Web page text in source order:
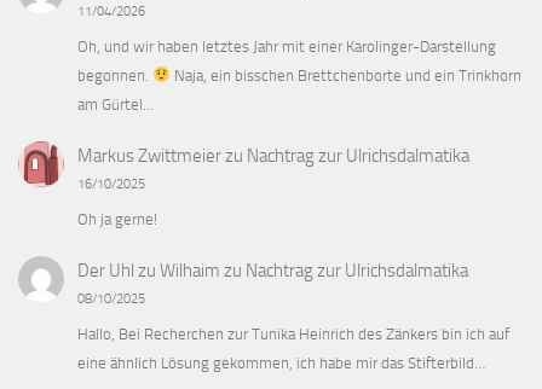
11/04/2026
Oh, und wir haben letztes Jahr mit einer Karolinger-Darstellung
begonnen.
Naja, ein bisschen Brettchenborte und ein Trinkhorn
am Gürtel…
Markus Zwittmeierzu Nachtrag zur Ulrichsdalmatika
16/10/2025
Oh ja gerne!
Der Uhl zu Wilhaim zu Nachtrag zur Ulrichsdalmatika
08/10/2025
Hallo, Bei Recherchen zur Tunika Heinrich des Zänkers bin ich auf
eine ähnlich Lösung gekommen, ich habe mir das Stifterbild…